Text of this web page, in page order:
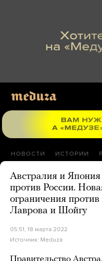
НОВОСТИ ИСТОРИИ
Австралия и
против России.
ограничения
Лаврова и Шойгу
05:51, 18 марта 2022
Источник: Meduza